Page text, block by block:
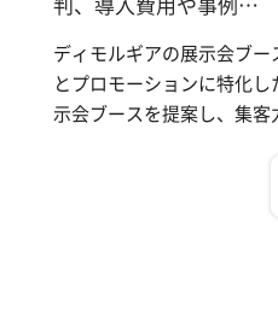
ディモルギアの展示会ブ
とプロモーションに特化
示会ブースを提案し、集客